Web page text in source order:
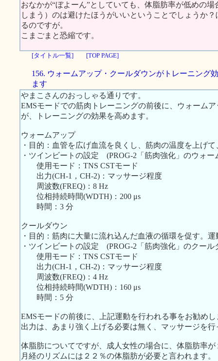
おなかが“ぼよーん”としていても、体脂肪率が低めの
しまう）のは避けたほうがいいということでしょうか
るのですが。
こまごまと恐縮です。
[タイトル一覧] [TOP PAGE]
156. ウォームアップ・クールダウンがトレーニング
ます
やまこさんのおっしゃる通りです。
EMSモードでの筋肉トレーニングの前後に、ウォーム
が、トレーニングの効果を高めます。
ウォームアップ
・目的：血管を広げ血流を良くし、筋肉の温度を上げ
・ツインビートの設定 (PROG-2「筋肉強化」のウォー
使用モード：TNS CSTモード
出力(CH-1，CH-2)：マッサージ程度
周波数(FREQ)：8 Hz
位相持続時間(WDTH)：200 μs
時間：3 分
クールダウン
・目的：筋肉に大量に流れ込んだ血液の循環を促す。
・ツインビートの設定 (PROG-2「筋肉強化」のクール
使用モード：TNS CSTモード
出力(CH-1，CH-2)：マッサージ程度
周波数(FREQ)：4 Hz
位相持続時間(WDTH)：160 μs
時間：5 分
EMSモードの前後に、上記運動を行われる事をお勧めし
出力は、あまり強く上げる必要は無く、マッサージを
体脂肪についてですが、成人女性の場合に、体脂肪率
月経のリズムには２２％の体脂肪が必要と言われます。